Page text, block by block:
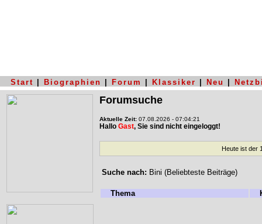
Start Biographien Forum Klassiker Neu
Forumsuche
Aktuelle Zeit: 07.08.2026 - 07:04:21
Hallo Gast, Sie sind nicht eingeloggt!
Heute ist der
Suche nach: Bini (Beliebteste Beiträge)
Thema